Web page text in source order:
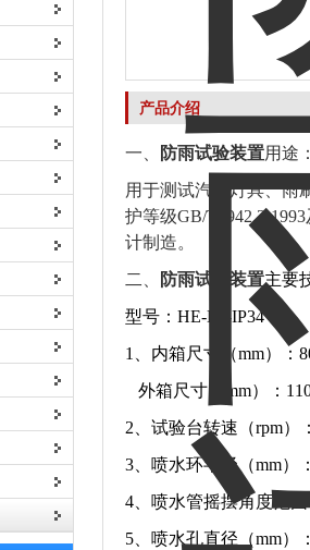
产品介绍
一、 防雨试验装置用途：
用于测试汽车灯具、雨
护等级GB/T4942.2-
计制造。
二、
防雨试验装置主要
型号：HE-LY-IP34
1、内箱尺寸（mm）：
外箱尺寸（mm）：
2、试验台转速（rpm）
3、喷水环半径（mm）
4、喷水管摇摆角度范围
5、喷水孔直径（mm）